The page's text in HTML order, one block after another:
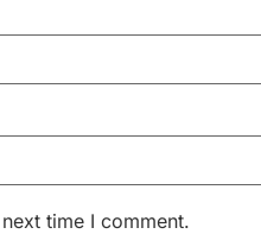
time I comment.